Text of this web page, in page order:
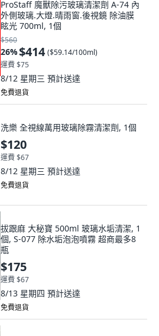
ProStaff 魔獸除污玻璃清潔劑 A-74 內
外側玻璃.大燈.晴雨窗.後視鏡 除油膜
眩光 700ml, 1個
$560
26%$414 ($59.14/100ml)
運費 $75
8/12 星期三 預計送達
免費退貨
洗樂 全視線萬用玻璃除霧清潔劑, 1個
$120
運費 $67
8/12 星期三 預計送達
免費退貨
拔跟麻 大秘寶 500ml 玻璃水垢清潔, 1
個, S-077 除水垢泡泡噴霧 超商最多8
瓶
$175
運費 $67
8/13 星期四 預計送達
免費退貨